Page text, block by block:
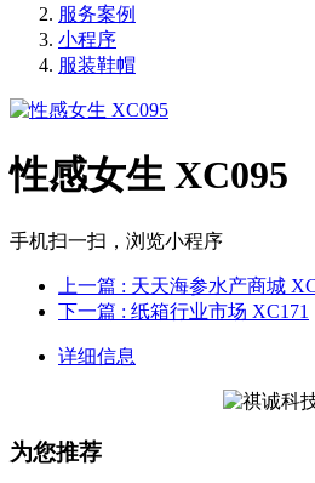
服务案例
小程序
服装鞋帽
性感女生 XC095
手机扫一扫，浏览小程序
上一篇 : 天天海参水产商城
下一篇 : 纸箱行业市场 XC171
详细信息
为您推荐